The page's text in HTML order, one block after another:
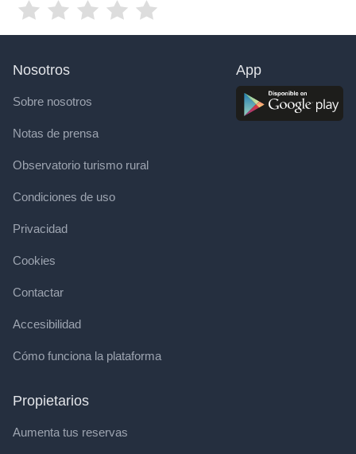
Nosotros
Sobre nosotros
Notas de prensa
Observatorio turismo rural
Condiciones de uso
Privacidad
Cookies
Contactar
Accesibilidad
Cómo funciona la plataforma
Propietarios
Aumenta tus reservas
App